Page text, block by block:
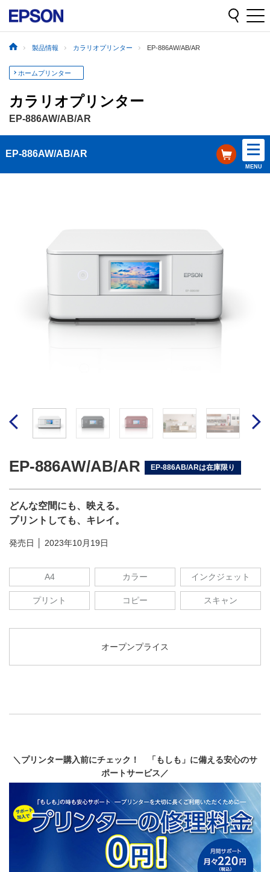
製品情報 カラリオプリンター EP-886AW/AB/AR
ホームプリンター
カラリオプリンター
EP-886AW/AB/AR
EP-886AW/AB/AR
MENU
EP-886AW/AB/AR EP-886AB/ARは在庫限り
どんな空間にも、映える。
プリントしても、キレイ。
発売日 │ 2023年10月19日
A4 カラー インクジェット
プリント コピー スキャン
オープンプライス
＼プリンター購入前にチェック！ 「もしも」に備える安心のサ
ポートサービス／